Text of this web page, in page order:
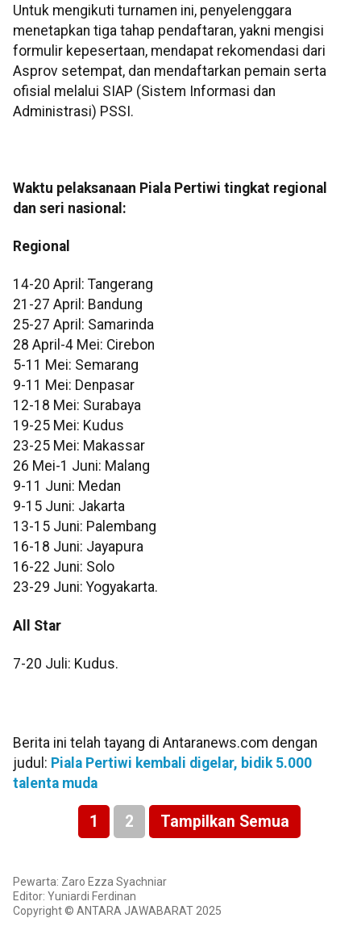
Untuk mengikuti turnamen ini, penyelenggara
menetapkan tiga tahap pendaftaran, yakni mengisi
formulir kepesertaan, mendapat rekomendasi dari
Asprov setempat, dan mendaftarkan pemain serta
ofisial melalui SIAP (Sistem Informasi dan
Administrasi) PSSI.
Waktu pelaksanaan Piala Pertiwi tingkat regional
dan seri nasional:
Regional
14-20 April: Tangerang
21-27 April: Bandung
25-27 April: Samarinda
28 April-4 Mei: Cirebon
5-11 Mei: Semarang
9-11 Mei: Denpasar
12-18 Mei: Surabaya
19-25 Mei: Kudus
23-25 Mei: Makassar
26 Mei-1 Juni: Malang
9-11 Juni: Medan
9-15 Juni: Jakarta
13-15 Juni: Palembang
16-18 Juni: Jayapura
16-22 Juni: Solo
23-29 Juni: Yogyakarta.
All Star
7-20 Juli: Kudus.
Berita ini telah tayang di Antaranews.com dengan
judul: Piala Pertiwi kembali digelar, bidik 5.000
talenta muda
1 2 Tampilkan Semua
Pewarta: Zaro Ezza Syachniar
Editor: Yuniardi Ferdinan
Copyright © ANTARA JAWABARAT 2025